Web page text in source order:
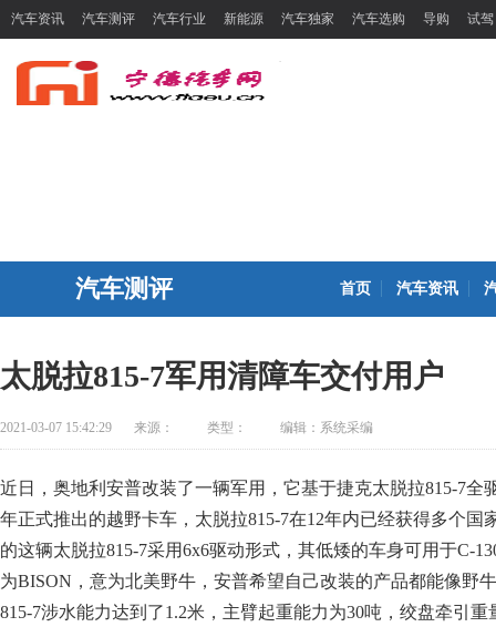
汽车资讯 汽车测评 汽车行业 新能源 汽车独家 汽车选购 导购 试驾
汽车测评 首页 汽车资讯
太脱拉815-7军用清障车交付用户
2021-03-07 15:42:29 来源： 类型： 编辑：系统采编
近日，奥地利安普改装了一辆军用，它基于捷克太脱拉815-7全
年正式推出的越野卡车，太脱拉815-7在12年内已经获得多个国
的这辆太脱拉815-7采用6x6驱动形式，其低矮的车身可用于C-
为BISON，意为北美野牛，安普希望自己改装的产品都能像野
815-7涉水能力达到了1.2米，主臂起重能力为30吨，绞盘牵引重